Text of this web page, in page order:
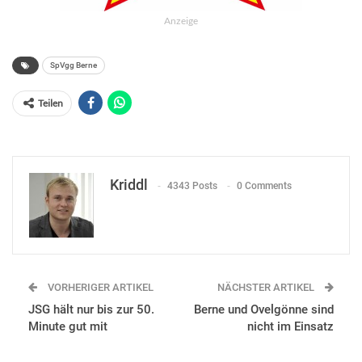
Anzeige
SpVgg Berne
Teilen
Kriddl 4343 Posts 0 Comments
VORHERIGER ARTIKEL
JSG hält nur bis zur 50.
Minute gut mit
NÄCHSTER ARTIKEL
Berne und Ovelgönne sind
nicht im Einsatz